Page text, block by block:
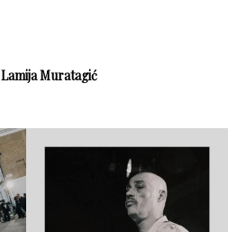
Lamija Muratagić